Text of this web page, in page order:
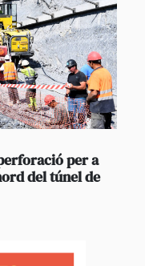
per a
del túnel de